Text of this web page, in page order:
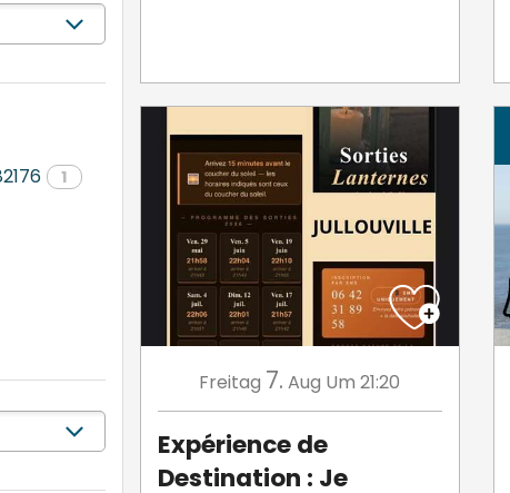
1
Freitag 7. Aug Um 21:20
Expérience de
Destination : Je